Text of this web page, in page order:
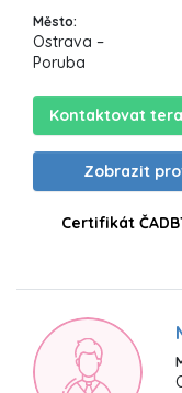
Město:
Ostrava –
Poruba
Kontaktovat
Zobrazit
Certifikát